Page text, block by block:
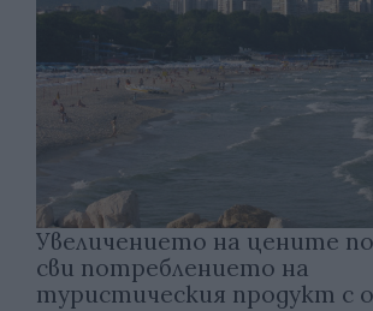
Увеличението на цените
сви потреблението на
туристическия продукт с